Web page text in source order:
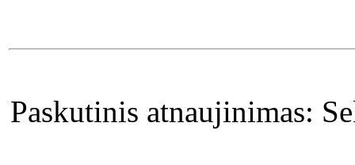
Paskutinis atnaujinimas: